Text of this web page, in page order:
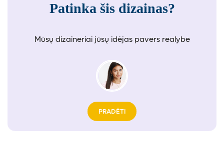
Patinka šis dizainas?
Mūsų dizaineriai jūsų idėjas pavers realybe
PRADĖTI